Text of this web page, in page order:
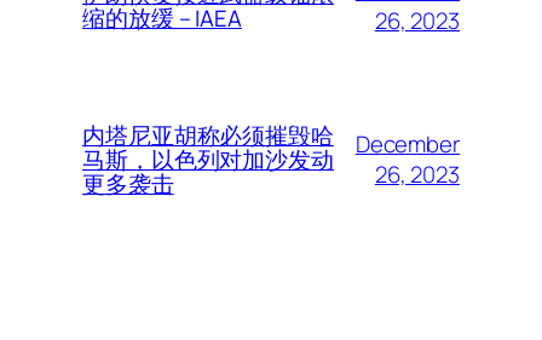
缩的放缓 – IAEA
26, 2023
内塔尼亚胡称必须摧毁哈
马斯，以色列对加沙发动
更多袭击
December
26, 2023